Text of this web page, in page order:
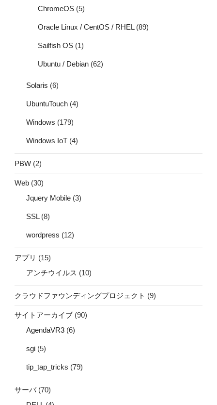
ChromeOS (5)
Oracle Linux / CentOS / RHEL(89)
Sailfish OS (1)
Ubuntu / Debian (62)
Solaris (6)
UbuntuTouch (4)
Windows (179)
Windows IoT (4)
PBW (2)
Web (30)
Jquery Mobile (3)
SSL(8)
wordpress (12)
アプリ (15)
アンチウイルス (10)
クラウドファウンディングプロジェクト (9)
サイトアーカイブ (90)
AgendaVR3 (6)
sgi (5)
tip_tap_tricks (79)
サーバ(70)